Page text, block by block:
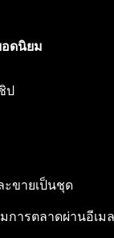
ดนิยม
ป
ะขายเป็นชุด
การตลาดผ่านอีเมล